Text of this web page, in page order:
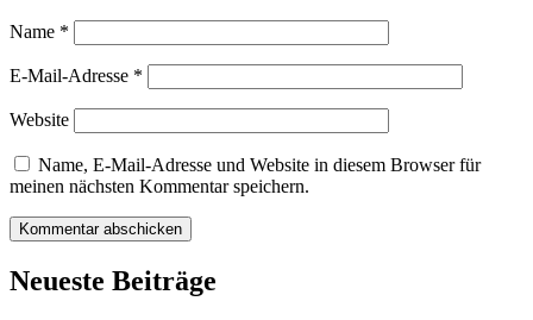
Name *
E-Mail-Adresse *
Website
Name, E-Mail-Adresse und Website in diesem Browser für
meinen nächsten Kommentar speichern.
Neueste Beiträge